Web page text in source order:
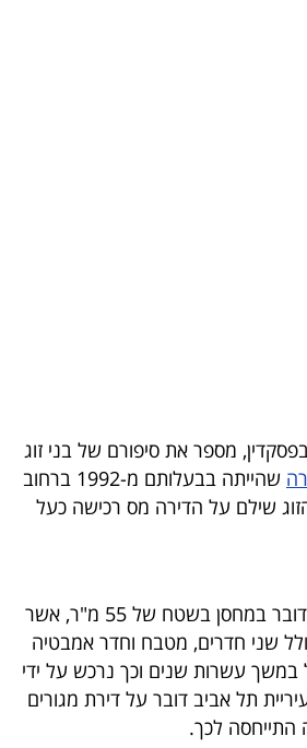
מספר את סיפורם של בני זוג
שהייתה בבעלותם מ-1992 ברחוב
שילם על הדירה מס רכישה כעל
על פי היתר הבנייה, מדובר במחסן בשטח של 55 מ"ר, אשר
שני חדרים, מטבח וחדר אמבטיה
במשך עשרות שנים וכך נרכש על ידי
תל אביב דובר על דירת מגורים
לכך.